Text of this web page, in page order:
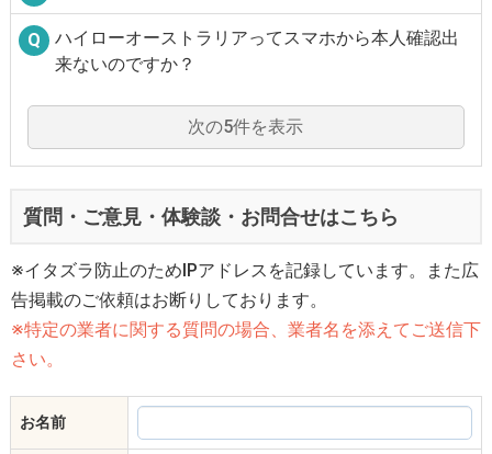
ハイローオーストラリアってスマホから本人確認出
来ないのですか？
次の5件を表示
質問・ご意見・体験談・お問合せはこちら
※イタズラ防止のためIPアドレスを記録しています。また広
告掲載のご依頼はお断りしております。
※特定の業者に関する質問の場合、業者名を添えてご送信下
さい。
お名前